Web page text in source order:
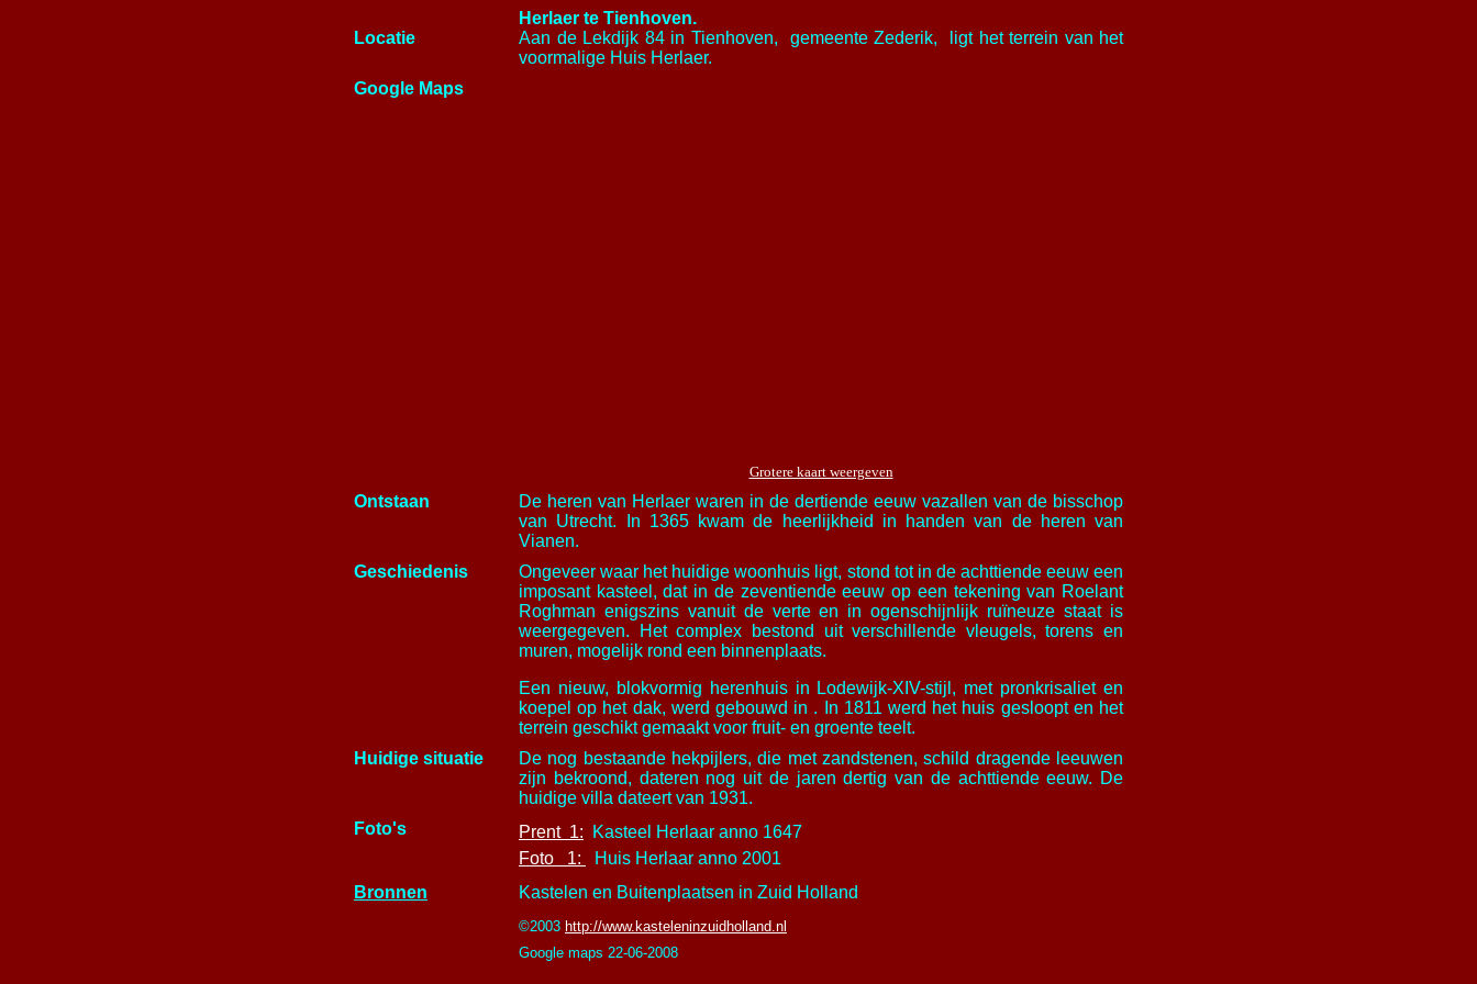
Herlaer te Tienhoven.
Locatie
Aan de Lekdijk 84 in Tienhoven, gemeente Zederik, ligt het terrein van het
voormalige Huis Herlaer.
Google Maps
Grotere kaart weergeven
Ontstaan
De heren van Herlaer waren in de dertiende eeuw vazallen van de bisschop
van Utrecht. In 1365 kwam de heerlijkheid in handen van de heren van
Vianen.
Geschiedenis
Ongeveer waar het huidige woonhuis ligt, stond tot in de achttiende eeuw een
imposant kasteel, dat in de zeventiende eeuw op een tekening van Roelant
Roghman enigszins vanuit de verte en in ogenschijnlijk ruïneuze staat is
weergegeven. Het complex bestond uit verschillende vleugels, torens en
muren, mogelijk rond een binnenplaats.
Een nieuw, blokvormig herenhuis in Lodewijk-XIV-stijl, met pronkrisaliet en
koepel op het dak, werd gebouwd in . In 1811 werd het huis gesloopt en het
terrein geschikt gemaakt voor fruit- en groente teelt.
Huidige situatie
De nog bestaande hekpijlers, die met zandstenen, schild dragende leeuwen
zijn bekroond, dateren nog uit de jaren dertig van de achttiende eeuw. De
huidige villa dateert van 1931.
Foto's
Prent 1: Kasteel Herlaar anno 1647
Foto 1:
Huis Herlaar anno 2001
Bronnen
Kastelen en Buitenplaatsen in Zuid Holland
©2003 http://www.kasteleninzuidholland.nl
Google maps 22-06-2008